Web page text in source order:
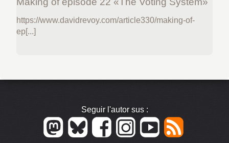
https://www.davidrevoy.com/article330/making-of-
ep[...]
Seguir l'autor sus :